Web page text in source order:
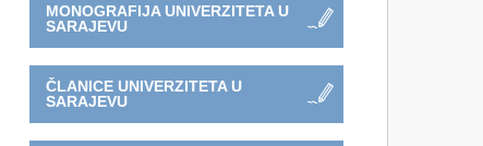
MONOGRAFIJA UNIVERZITETA U
SARAJEVU
ČLANICE UNIVERZITETA U
SARAJEVU